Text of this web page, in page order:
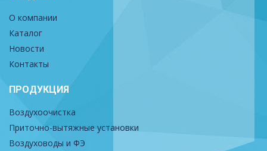
О компании
Каталог
Новости
Контакты
ПРОДУКЦИЯ
Воздухоочистка
Приточно-вытяжные установки
Воздуховоды и ФЭ